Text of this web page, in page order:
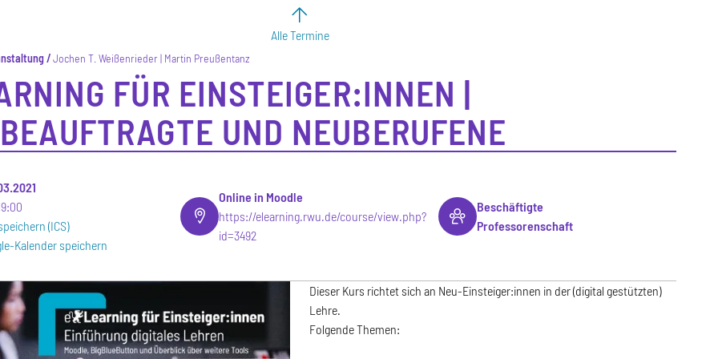
Alle Termine
Jochen T. Weißenrieder | Martin Preußentanz
FÜR EINSTEIGER:INNEN |
UND NEUBERUFENE
(ICS)
Kalender speichern
Online in Moodle
https://elearning.rwu.de/course/view.php?
id=3492
Beschäftigte
Professorenschaft
Dieser Kurs richtet sich an Neu-Einsteiger:innen in der (digital gestützten)
Lehre.
Folgende Themen: